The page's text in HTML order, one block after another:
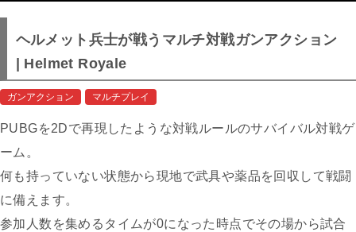
ヘルメット兵士が戦うマルチ対戦ガンアクション
| Helmet Royale
ガンアクション マルチプレイ
PUBGを2Dで再現したような対戦ルールのサバイバル対戦ゲ
ーム。
何も持っていない状態から現地で武具や薬品を回収して戦闘
に備えます。
参加人数を集めるタイムが0になった時点でその場から試合